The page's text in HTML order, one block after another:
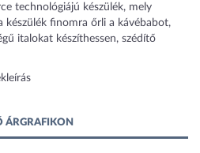
technológiájú készülék, mely
készülék finomra őrli a kávébabot,
italokat készíthessen, szédítő
ÁRGRAFIKON